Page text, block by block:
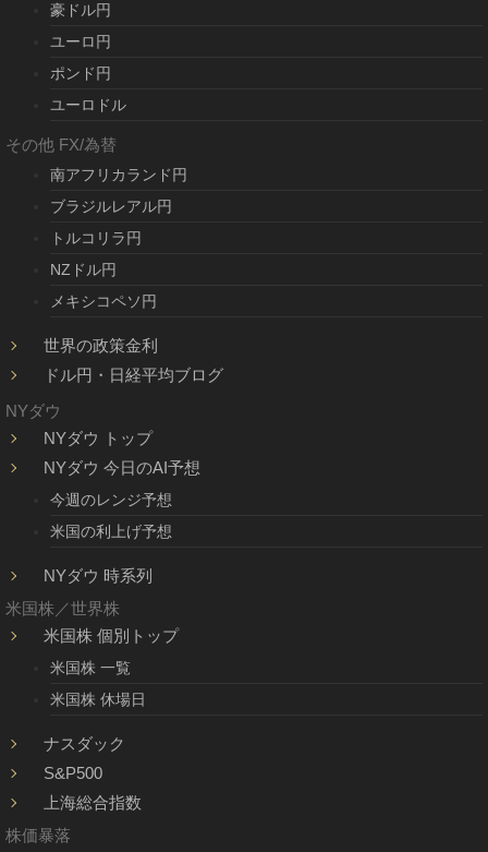
豪ドル円
ユーロ円
ポンド円
ユーロドル
その他 FX/為替
南アフリカランド円
ブラジルレアル円
トルコリラ円
NZドル円
メキシコペソ円
世界の政策金利
ドル円・日経平均ブログ
NYダウ
NYダウ トップ
NYダウ 今日のAI予想
今週のレンジ予想
米国の利上げ予想
NYダウ 時系列
米国株／世界株
米国株 個別トップ
米国株 一覧
米国株 休場日
ナスダック
S&P500
上海総合指数
株価暴落